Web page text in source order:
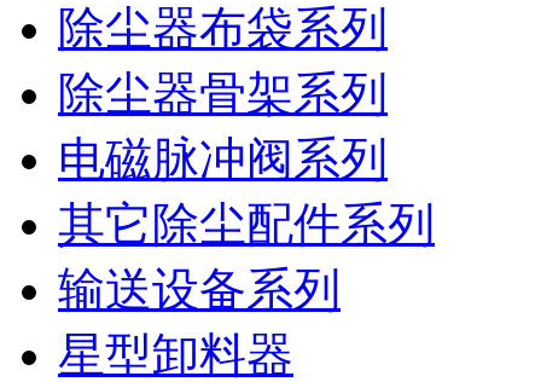
除尘器布袋系列
除尘器骨架系列
电磁脉冲阀系列
其它除尘配件系列
输送设备系列
星型卸料器